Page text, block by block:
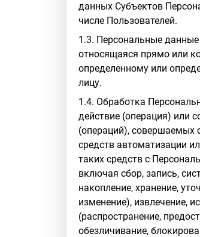
данных Субъектов
числе Пользователей.
1.3. Персональные
относящаяся прямо или
определенному или
лицу.
1.4. Обработка
действие (операция) или
(операций), совершаемых
средств автоматизации
таких средств с
включая сбор, запись,
накопление, хранение,
изменение), извлечение,
(распространение,
обезличивание,